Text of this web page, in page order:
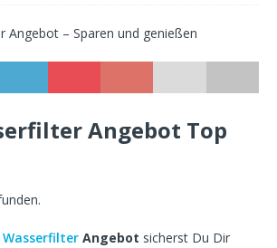
Angebot Top
Wasserfilter Angebot sicherst Du Dir